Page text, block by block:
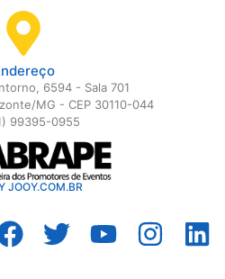
6594 - Sala 701
MG - CEP 30110-044
99395-0955
JOOY.COM.BR